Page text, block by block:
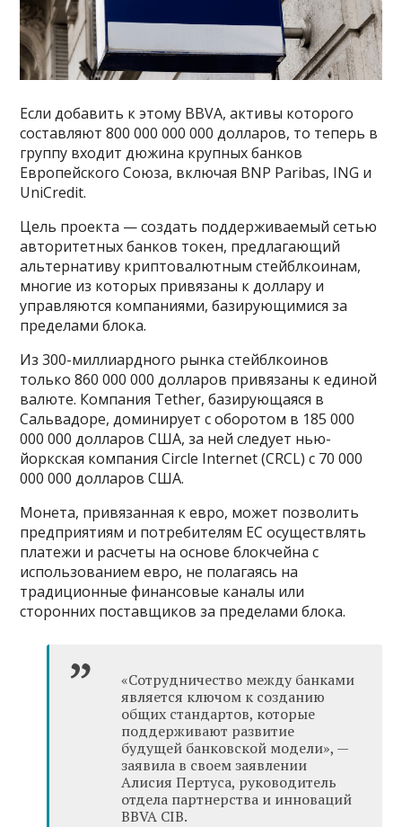
Если добавить к этому BBVA, активы которого
составляют 800 000 000 000 долларов, то теперь в
группу входит дюжина крупных банков
Европейского Союза, включая BNP Paribas, ING и
UniCredit.
Цель проекта — создать поддерживаемый сетью
авторитетных банков токен, предлагающий
альтернативу криптовалютным стейблкоинам,
многие из которых привязаны к доллару и
управляются компаниями, базирующимися за
пределами блока.
Из 300-миллиардного рынка стейблкоинов
только 860 000 000 долларов привязаны к единой
валюте. Компания Tether, базирующаяся в
Сальвадоре, доминирует с оборотом в 185 000
000 000 долларов США, за ней следует нью-
йоркская компания Circle Internet (CRCL) с 70 000
000 000 долларов США.
Монета, привязанная к евро, может позволить
предприятиям и потребителям ЕС осуществлять
платежи и расчеты на основе блокчейна с
использованием евро, не полагаясь на
традиционные финансовые каналы или
сторонних поставщиков за пределами блока.
«Сотрудничество между банками
является ключом к созданию
общих стандартов, которые
поддерживают развитие
будущей банковской модели», —
заявила в своем заявлении
Алисия Пертуса, руководитель
отдела партнерства и инноваций
BBVA CIB.